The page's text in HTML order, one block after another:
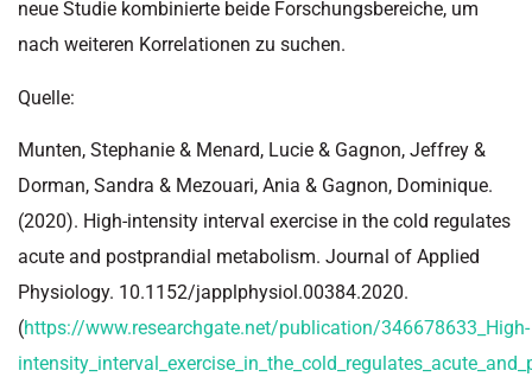
neue Studie kombinierte beide Forschungsbereiche, um
nach weiteren Korrelationen zu suchen.
Quelle:
Munten, Stephanie & Menard, Lucie & Gagnon, Jeffrey &
Dorman, Sandra & Mezouari, Ania & Gagnon, Dominique.
(2020). High-intensity interval exercise in the cold regulates
acute and postprandial metabolism. Journal of Applied
Physiology. 10.1152/japplphysiol.00384.2020.
(https://www.researchgate.net/publication/346678633_High-